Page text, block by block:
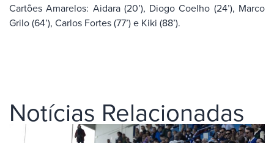
Cartões Amarelos: Aidara (20’), Diogo Coelho (24’), Marco
Grilo (64’), Carlos Fortes (77’) e Kiki (88’).
Notícias Relacionadas